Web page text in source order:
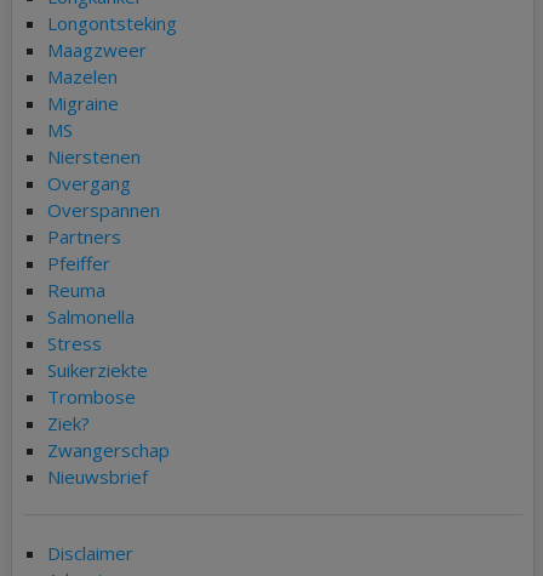
Longontsteking
Maagzweer
Mazelen
Migraine
MS
Nierstenen
Overgang
Overspannen
Partners
Pfeiffer
Reuma
Salmonella
Stress
Suikerziekte
Trombose
Ziek?
Zwangerschap
Nieuwsbrief
Disclaimer